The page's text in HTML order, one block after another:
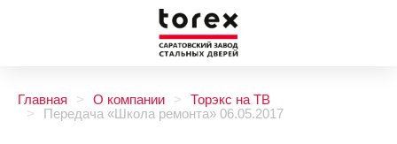
Главная О компании
Торэкс на ТВ
Передача «Школа ремонта» 06.05.2017